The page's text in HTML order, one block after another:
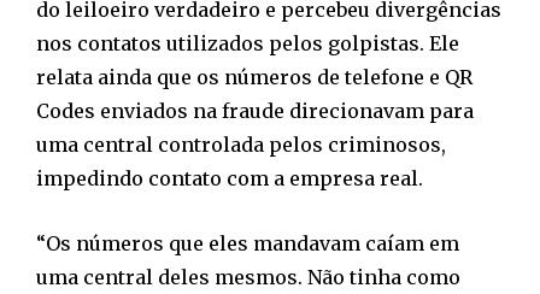
do leiloeiro verdadeiro e percebeu divergências
nos contatos utilizados pelos golpistas. Ele
relata ainda que os números de telefone e QR
Codes enviados na fraude direcionavam para
uma central controlada pelos criminosos,
impedindo contato com a empresa real.
“Os números que eles mandavam caíam em
uma central deles mesmos. Não tinha como